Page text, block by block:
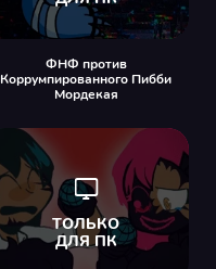
ФНФ против
Коррумпированного Пибби
Мордекая